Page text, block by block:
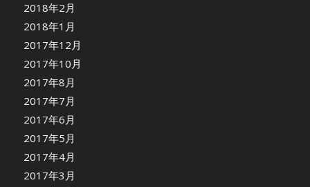
2018年2月
2018年1月
2017年12月
2017年10月
2017年8月
2017年7月
2017年6月
2017年5月
2017年4月
2017年3月